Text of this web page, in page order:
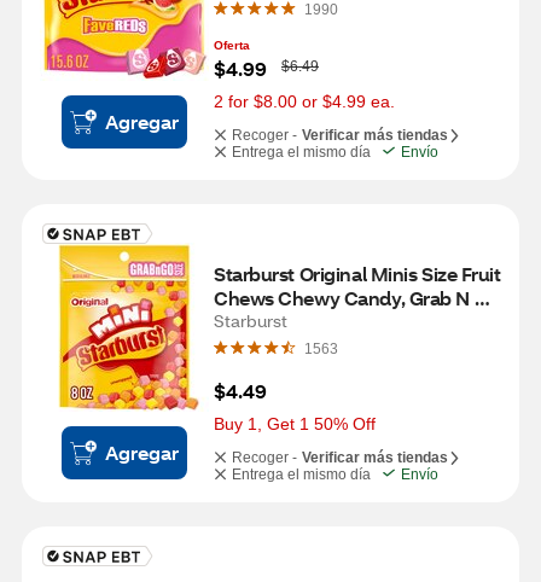
Agregar
1990
Oferta
$4.99
W
a
s
$6.49
2 for $8.00 or $4.99 ea.
Recoger - Verificar más tiendas
Entrega el mismo día
Envío
Agregar
Starburst Original Minis Size Fruit
Chews Chewy Candy, Grab N
Go, 8 oz
Starburst
1563
$4.49
Buy 1, Get 1 50% Off
Recoger - Verificar más tiendas
Entrega el mismo día
Envío